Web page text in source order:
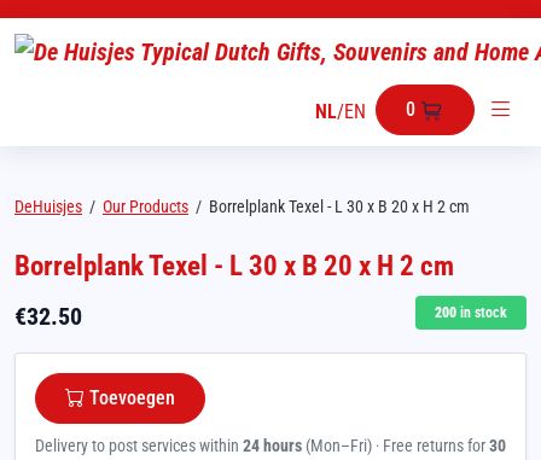
NL/EN 0
DeHuisjes / Our Products / Borrelplank Texel - L 30 x B 20 x H 2 cm
Borrelplank Texel - L 30 x B 20 x H 2 cm
€32.50 200 in stock
Toevoegen
Delivery to post services within 24 hours (Mon–Fri) · Free returns for30